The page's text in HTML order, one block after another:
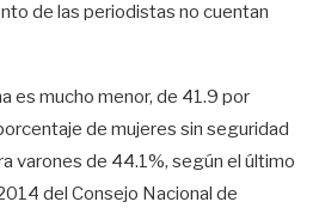
de las periodistas no cuentan
es mucho menor, de 41.9 por
de mujeres sin seguridad
varones de 44.1%, según el último
del Consejo Nacional de